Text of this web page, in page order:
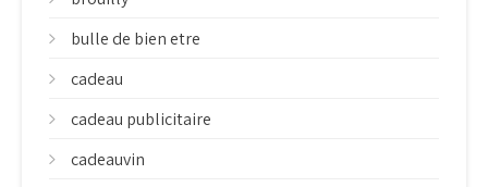
bulle de bien etre
cadeau
cadeau publicitaire
cadeauvin